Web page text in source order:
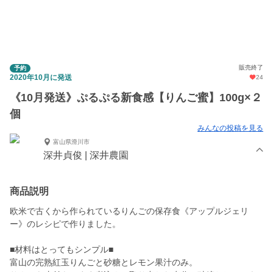
予約 販売終了
2020年10月に発送 24
《10月発送》ぷるぷる新食感【りんご蜜】100g×２
個
みんなの投稿を見る
富山県滑川市
深井貞俊 | 深井農園
商品説明
欧米で古くから作られているりんごの保存食《アップルジェリ
ー》のレシピで作りました。
■材料はとってもシンプル■
富山の完熟紅玉りんごと砂糖とレモン果汁のみ。